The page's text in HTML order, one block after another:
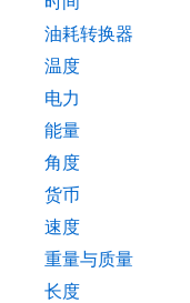
油耗转换器
温度
电力
能量
角度
货币
速度
重量与质量
长度